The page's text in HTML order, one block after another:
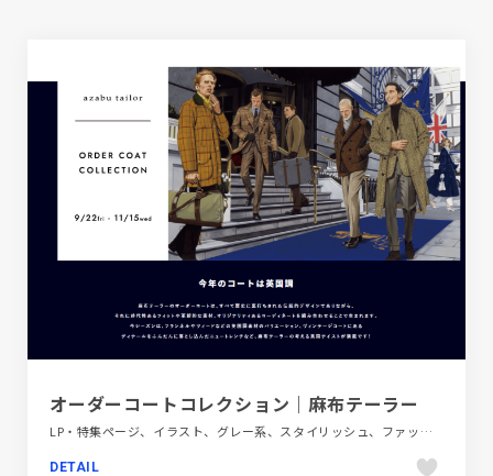
オーダーコートコレクション｜麻布テーラー
LP・特集ページ、イラスト、グレー系、スタイリッシュ、ファッション・ビューティー、ブルー系
DETAIL